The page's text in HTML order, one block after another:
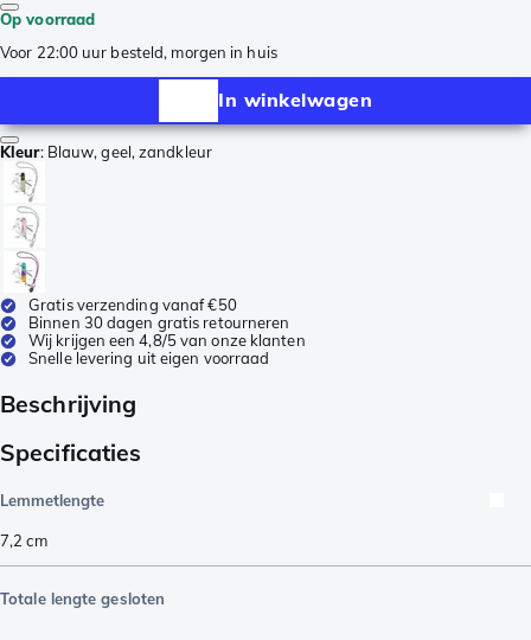
Op voorraad
Voor 22:00 uur besteld, morgen in huis
In winkelwagen
Kleur: Blauw, geel, zandkleur
Gratis verzending vanaf €50
Binnen 30 dagen gratis retourneren
Wij krijgen een 4,8/5 van onze klanten
Snelle levering uit eigen voorraad
Beschrijving
Specificaties
Lemmetlengte
7,2 cm
Totale lengte gesloten